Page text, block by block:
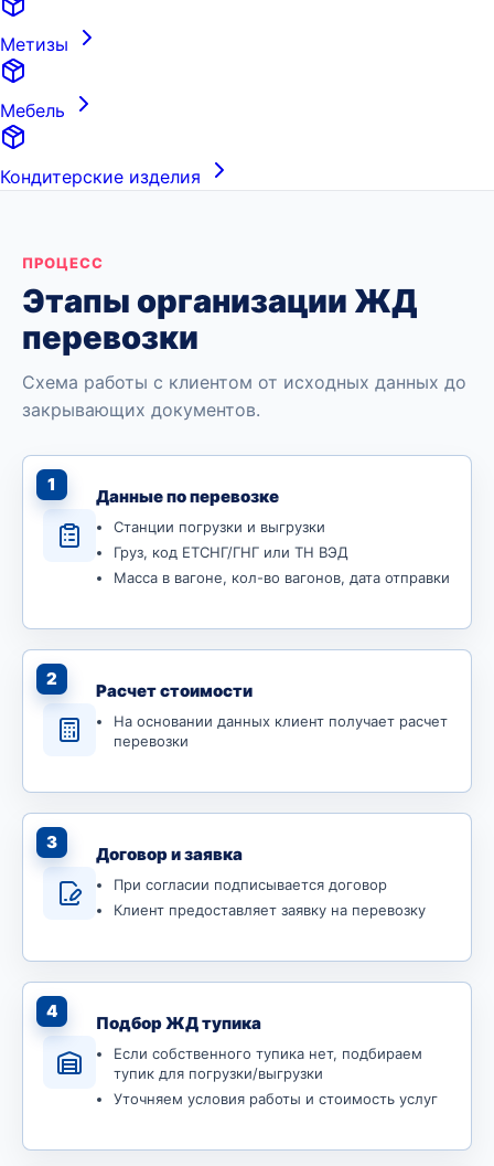
Метизы
Мебель
Кондитерские изделия
ПРОЦЕСС
Этапы организации ЖД
перевозки
Схема работы с клиентом от исходных данных до
закрывающих документов.
1
Данные по перевозке
Станции погрузки и выгрузки
Груз, код ЕТСНГ/ГНГ или ТН ВЭД
Масса в вагоне, кол-во вагонов, дата отправки
2
Расчет стоимости
На основании данных клиент получает расчет
перевозки
3
Договор и заявка
При согласии подписывается договор
Клиент предоставляет заявку на перевозку
4
Подбор ЖД тупика
Если собственного тупика нет, подбираем
тупик для погрузки/выгрузки
Уточняем условия работы и стоимость услуг